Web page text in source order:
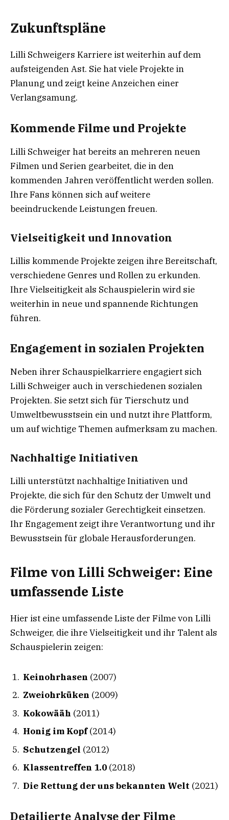
Zukunftspläne
Lilli Schweigers Karriere ist weiterhin auf dem
aufsteigenden Ast. Sie hat viele Projekte in
Planung und zeigt keine Anzeichen einer
Verlangsamung.
Kommende Filme und Projekte
Lilli Schweiger hat bereits an mehreren neuen
Filmen und Serien gearbeitet, die in den
kommenden Jahren veröffentlicht werden sollen.
Ihre Fans können sich auf weitere
beeindruckende Leistungen freuen.
Vielseitigkeit und Innovation
Lillis kommende Projekte zeigen ihre Bereitschaft,
verschiedene Genres und Rollen zu erkunden.
Ihre Vielseitigkeit als Schauspielerin wird sie
weiterhin in neue und spannende Richtungen
führen.
Engagement in sozialen Projekten
Neben ihrer Schauspielkarriere engagiert sich
Lilli Schweiger auch in verschiedenen sozialen
Projekten. Sie setzt sich für Tierschutz und
Umweltbewusstsein ein und nutzt ihre Plattform,
um auf wichtige Themen aufmerksam zu machen.
Nachhaltige Initiativen
Lilli unterstützt nachhaltige Initiativen und
Projekte, die sich für den Schutz der Umwelt und
die Förderung sozialer Gerechtigkeit einsetzen.
Ihr Engagement zeigt ihre Verantwortung und ihr
Bewusstsein für globale Herausforderungen.
Filme von Lilli Schweiger: Eine
umfassende Liste
Hier ist eine umfassende Liste der Filme von Lilli
Schweiger, die ihre Vielseitigkeit und ihr Talent als
Schauspielerin zeigen:
Keinohrhasen (2007)
Zweiohrküken (2009)
Kokowääh (2011)
Honig im Kopf(2014)
Schutzengel (2012)
Klassentreffen 1.0 (2018)
Die Rettung der uns bekannten Welt (2021)
Detailierte Analyse der Filme